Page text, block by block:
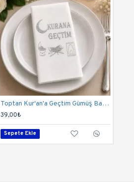
Toptan Kur'an'a Geçtim Gümüş Baskılı Peçete
39,00₺
Sepete Ekle